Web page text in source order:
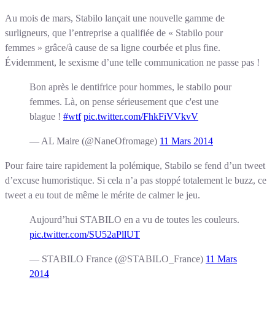
Au mois de mars, Stabilo lançait une nouvelle gamme de
surligneurs, que l’entreprise a qualifiée de « Stabilo pour
femmes » grâce/à cause de sa ligne courbée et plus fine.
Évidemment, le sexisme d’une telle communication ne passe pas !
Bon après le dentifrice pour hommes, le stabilo pour
femmes. Là, on pense sérieusement que c'est une
blague ! #wtf pic.twitter.com/FhkFiVVkvV
— AL Maire (@NaneOfromage) 11 Mars 2014
Pour faire taire rapidement la polémique, Stabilo se fend d’un tweet
d’excuse humoristique. Si cela n’a pas stoppé totalement le buzz, ce
tweet a eu tout de même le mérite de calmer le jeu.
Aujourd’hui STABILO en a vu de toutes les couleurs.
pic.twitter.com/SU52aPllUT
— STABILO France (@STABILO_France) 11 Mars
2014